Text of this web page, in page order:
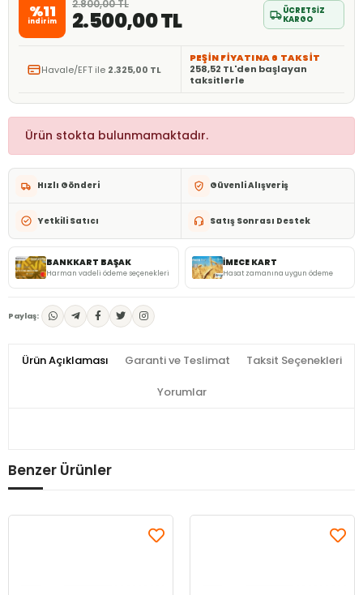
%11
indirim
2.800,00 TL
2.500,00 TL
ÜCRETSİZ
KARGO
Havale/EFT ile 2.325,00 TL
PEŞİN FİYATINA 6 TAKSİT
258,52 TL'den başlayan
taksitlerle
Ürün stokta bulunmamaktadır.
Hızlı Gönderi Güvenli Alışveriş
Yetkili Satıcı Satış Sonrası Destek
BANKKART BAŞAK
Harman vadeli ödeme seçenekleri
İMECE KART
Hasat zamanına uygun ödeme
Paylaş:
Ürün Açıklaması Garanti ve Teslimat Taksit Seçenekleri
Yorumlar
Benzer Ürünler